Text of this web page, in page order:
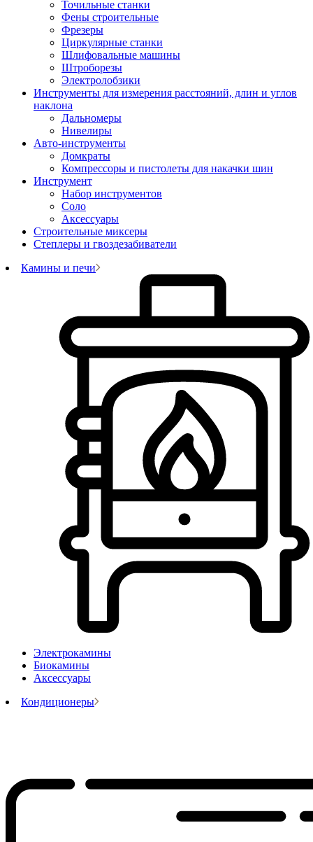
Точильные станки
Фены строительные
Фрезеры
Циркулярные станки
Шлифовальные машины
Штроборезы
Электролобзики
Инструменты для измерения расстояний, длин и углов
наклона
Дальномеры
Нивелиры
Авто-инструменты
Домкраты
Компрессоры и пистолеты для накачки шин
Инструмент
Набор инструментов
Соло
Аксессуары
Строительные миксеры
Степлеры и гвоздезабиватели
Камины и печи
Электрокамины
Биокамины
Аксессуары
Кондиционеры